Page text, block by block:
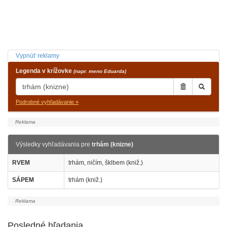
Vypnúť reklamy
Legenda v krížovke (napr. meno Eduarda)
Podrobné vyhľadávanie »
Výsledky vyhľadávania pre trhám (knizne)
RVEM trhám, ničím, šklbem (kniž.)
SÁPEM trhám (kniž.)